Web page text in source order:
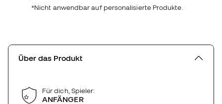
*Nicht anwendbar auf personalisierte Produkte.
Über das Produkt
Für dich, Spieler:
ANFÄNGER